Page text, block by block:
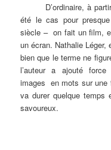
D’ordinaire, à partir
été le cas pour
siècle – on fait un film,
un écran. Nathalie Léger,
bien que le terme ne
l’auteur a ajouté
images en mots sur une
va durer quelque temps
savoureux.